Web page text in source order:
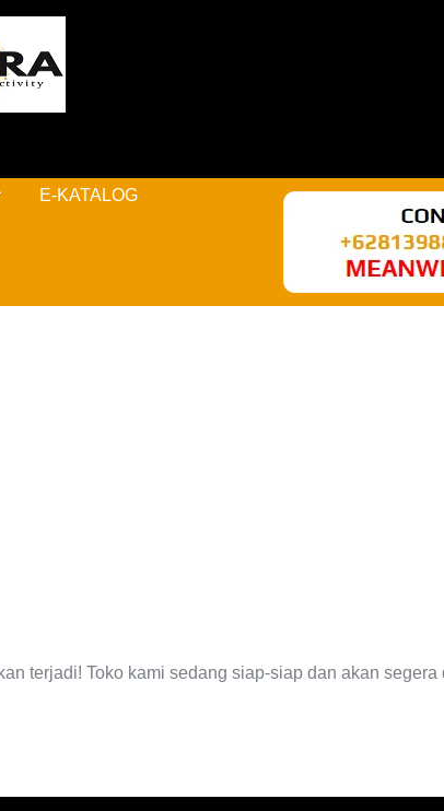
E-KATALOG
terjadi! Toko kami sedang siap-siap dan akan segera